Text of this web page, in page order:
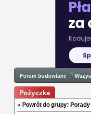
Forum budowlane
Pożyczka
« Powrót do grupy: